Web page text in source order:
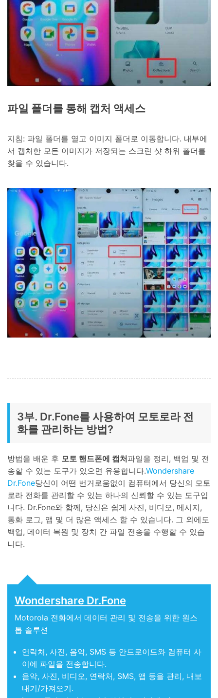
파일 폴더를 통해 캡처 액세스
지침: 파일 폴더를 열고 이미지 폴더로 이동합니다. 내부에
서 캡처한 모든 이미지가 저장되는 스크린 샷 하위 폴더를
찾을 수 있습니다.
3부. Dr.Fone를 사용하여 모토로라 전
화를 관리하는 방법?
방법을 배운 후 모토 핸드폰에 캡처파일을 정리, 백업 및 전
송할 수 있는 도구가 있으면 유용합니다.Wondershare
Dr.Fone당신이 어떤 번거로움없이 컴퓨터에서 당신의 모토
로라 전화를 관리할 수 있는 하나의 신뢰할 수 있는 도구입
니다. Dr.Fone와 함께, 당신은 쉽게 사진, 비디오, 메시지,
통화 로그, 앱 및 더 많은 액세스 할 수 있습니다. 그 외에도
백업, 데이터 복원 및 장치 간 파일 전송을 수행할 수 있습
니다.
Wondershare Dr.Fone
Motorola 전화에서 데이터 관리 및 전송을 위한 원스
톱 솔루션
연락처, 사진, 음악, SMS 등 안드로이드와 컴퓨터 사
이에 파일을 전송합니다.
음악, 사진, 비디오, 연락처, SMS, 앱 등을 관리, 내보
내기/가져오기.